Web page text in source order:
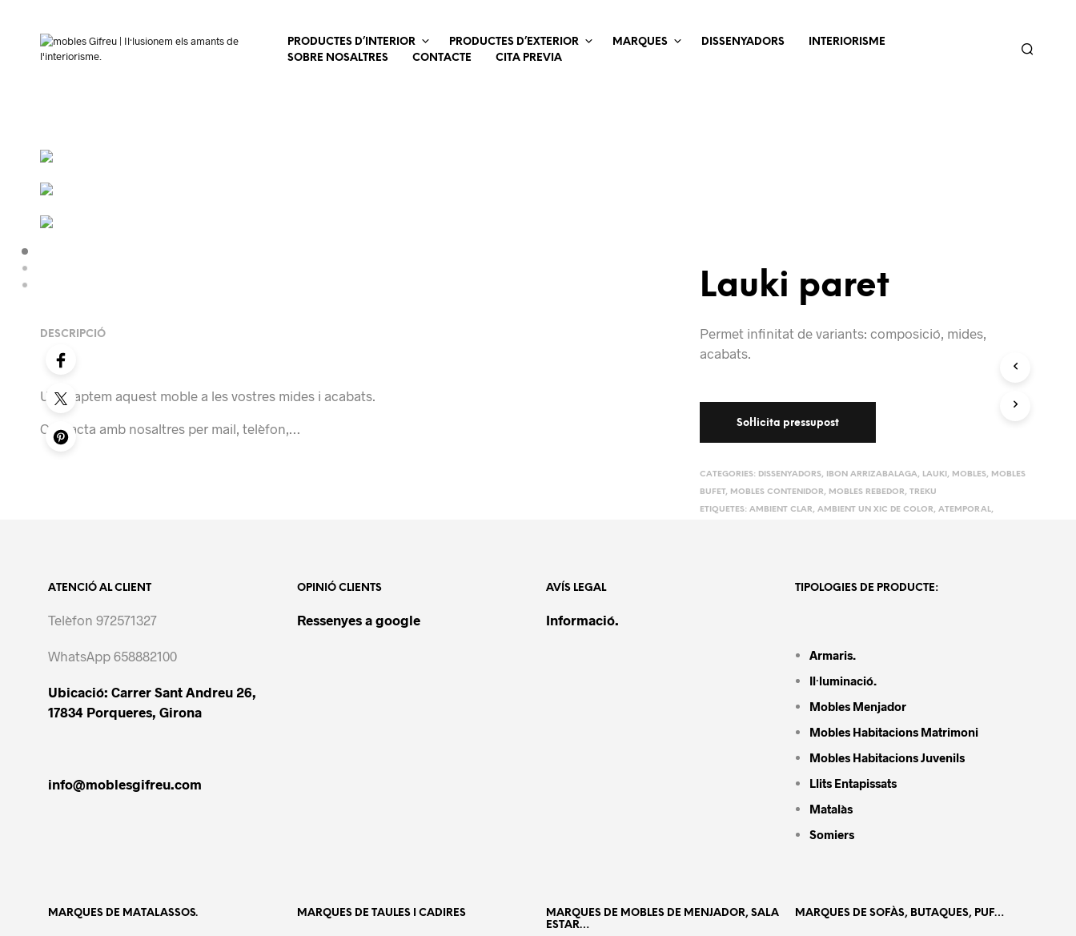
PRODUCTES D’INTERIOR PRODUCTES D’EXTERIOR MARQUES DISSENYADORS
INTERIORISME
SOBRE NOSALTRES
CONTACTE CITA PREVIA
Lauki paret
Permet infinitat de variants: composició, mides,
acabats.
CATEGORIES: DISSENYADORS, IBON ARRIZABALAGA, LAUKI , MOBLES, MOBLES
BUFET, MOBLES CONTENIDOR, MOBLES REBEDOR, TREKU
ETIQUETES: AMBIENT CLAR, AMBIENT UN XIC DE COLOR, ATEMPORAL,
DESCRIPCIÓ
Us adaptem aquest moble a les vostres mides i acabats.
Contacta amb nosaltres per mail, telèfon,…
ATENCIÓ AL CLIENT
Telèfon 972571327
WhatsApp 658882100
Ubicació: Carrer Sant Andreu 26,
17834 Porqueres, Girona
info@moblesgifreu.com
OPINIÓ CLIENTS
Ressenyes a google
AVÍS LEGAL
Informació.
TIPOLOGIES DE PRODUCTE:
Armaris.
Il·luminació.
Mobles Menjador
Mobles Habitacions Matrimoni
Mobles Habitacions Juvenils
Llits Entapissats
Matalàs
Somiers
MARQUES DE MATALASSOS. MARQUES DE TAULES I CADIRES
MARQUES DE MOBLES DE MENJADOR, SALA
ESTAR…
MARQUES DE SOFÀS, BUTAQUES, PUF…